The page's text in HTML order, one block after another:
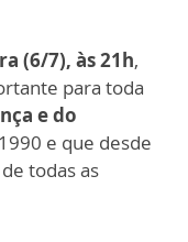
(6/7), às 21h,
para toda
e do
e que desde
todas as